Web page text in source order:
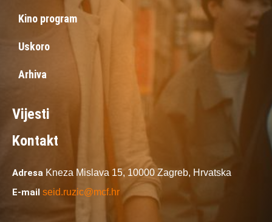
Kino program
Uskoro
Arhiva
Vijesti
Kontakt
Adresa Kneza Mislava 15, 10000 Zagreb, Hrvatska
E-mail seid.ruzic@mcf.hr